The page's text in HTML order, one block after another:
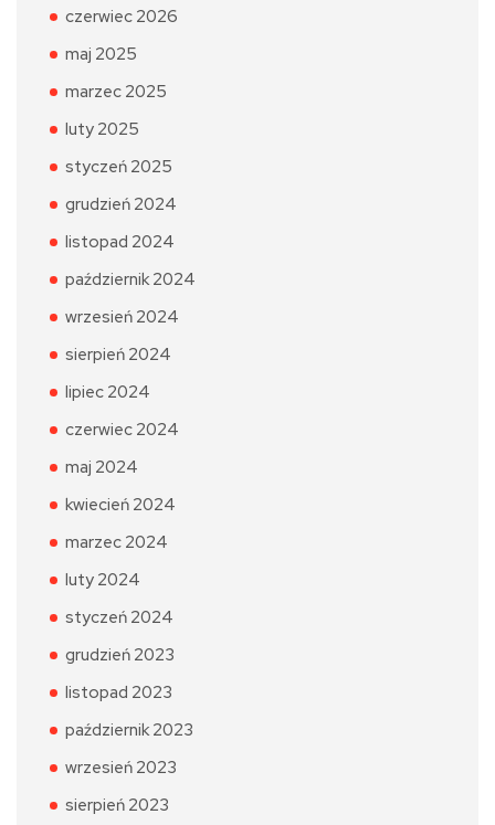
czerwiec 2026
maj 2025
marzec 2025
luty 2025
styczeń 2025
grudzień 2024
listopad 2024
październik 2024
wrzesień 2024
sierpień 2024
lipiec 2024
czerwiec 2024
maj 2024
kwiecień 2024
marzec 2024
luty 2024
styczeń 2024
grudzień 2023
listopad 2023
październik 2023
wrzesień 2023
sierpień 2023